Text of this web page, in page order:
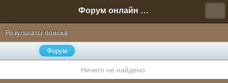
Форум онлайн игры "Новая Эра" (Нюра Биз)
Результаты поиска
Форум
Ничего не найдено.